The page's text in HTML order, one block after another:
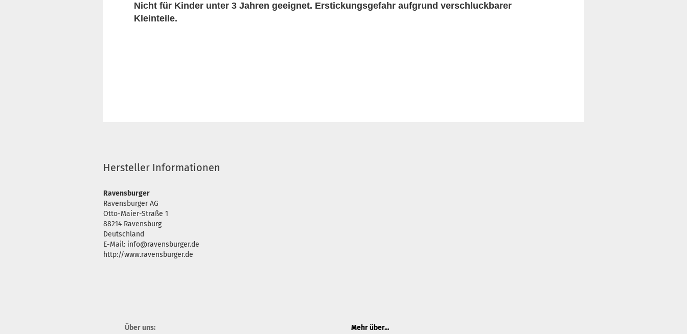
Nicht für Kinder unter 3 Jahren geeignet. Erstickungsgefahr aufgrund verschluckbarer
Kleinteile.
Hersteller Informationen
Ravensburger
Ravensburger AG
Otto-Maier-Straße 1
88214 Ravensburg
Deutschland
E-Mail: info@ravensburger.de
http://www.ravensburger.de
Über uns: Mehr über...